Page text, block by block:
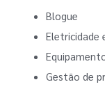
Blogue
Eletricidade
Gestão de